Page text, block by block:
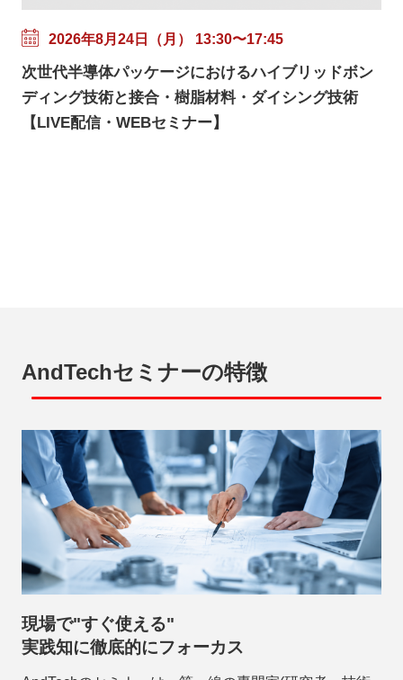
2026年8月24日（月） 13:30〜17:45
次世代半導体パッケージにおけるハイブリッドボン
ディング技術と接合・樹脂材料・ダイシング技術
【LIVE配信・WEBセミナー】
AndTechセミナーの特徴
現場で"すぐ使える"
実践知に徹底的にフォーカス